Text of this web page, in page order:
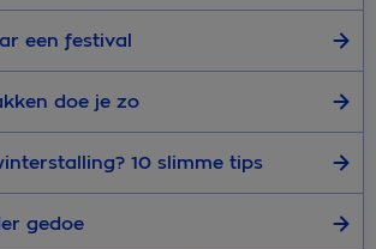
een festival
doe je zo
10 slimme tips
gedoe